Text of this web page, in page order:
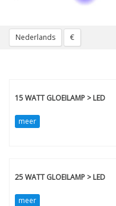
Nederlands €
15 WATT GLOEILAMP > LED
meer
25 WATT GLOEILAMP > LED
meer